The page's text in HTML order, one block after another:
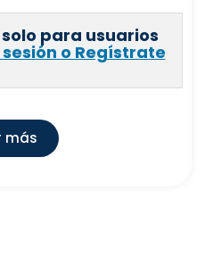
para usuarios
o Regístrate
más